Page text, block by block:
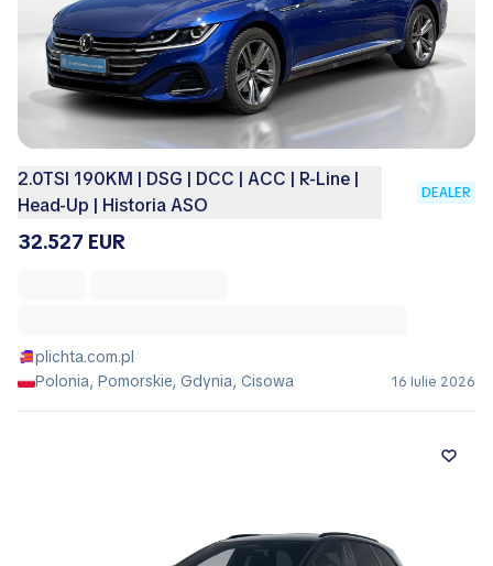
2.0TSI 190KM | DSG | DCC | ACC | R-Line |
Head-Up | Historia ASO
DEALER
32.527 EUR
plichta.com.pl
Polonia, Pomorskie, Gdynia, Cisowa
16 Iulie 2026